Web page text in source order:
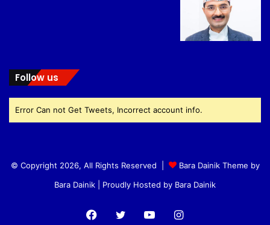
Follow us
Error Can not Get Tweets, Incorrect account info.
© Copyright 2026, All Rights Reserved |
Bara Dainik Theme by
Bara Dainik | Proudly Hosted by Bara Dainik
Facebook
Twitter YouTubeInstagram